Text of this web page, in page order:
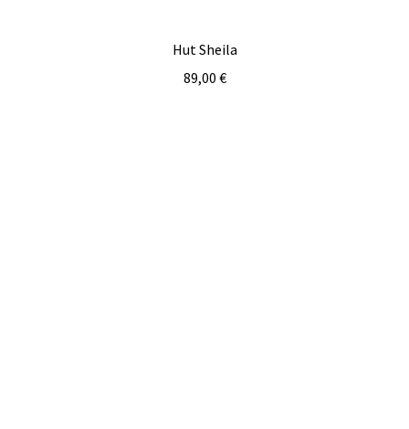
Hut Sheila
89,00 €